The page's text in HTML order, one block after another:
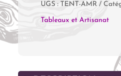
UGS : TENT-AMR
Tableaux et Artisanat